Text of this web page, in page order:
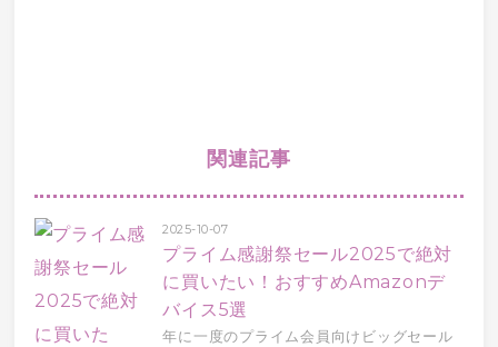
関連記事
2025-10-07
プライム感謝祭セール2025で絶対
に買いたい！おすすめAmazonデ
バイス5選
年に一度のプライム会員向けビッグセール